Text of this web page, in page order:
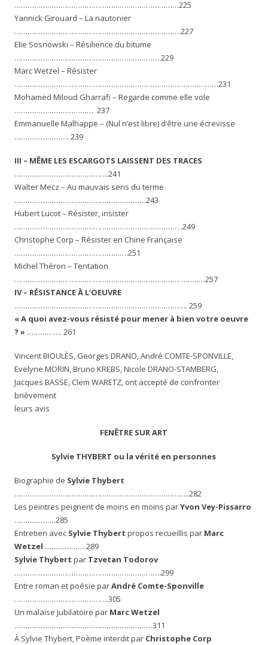
…………………………………………………………………225
Yannick Girouard – La nautonier
………………………………………………………………….227
Elie Sosnowski – Résilience du bitume
………………………………………………………….229
Marc Wetzel – Résister
…………………………………………………………………………………231
Mohamed Miloud Gharrafi – Regarde comme elle vole
……………………………… 237
Emmanuelle Malhappe – (Nul n’est libre) d’être une écrevisse
……………………. 239
III – MÊME LES ESCARGOTS LAISSENT DES TRACES
…………………………………….241
Walter Mecz – Au mauvais sens du terme
……………………………………………………243
Hubert Lucot – Résister, insister
………………………………………………………………… .249
Christophe Corp – Résister en Chine Française
…………………………………………….251
Michel Théron – Tentation
……………………………………………………………………………257
IV – RÉSISTANCE À L’OEUVRE
……………………………………………………………………. 259
« A quoi avez-vous résisté pour mener à bien votre oeuvre
? » ……………. 261
Vincent BIOULÈS, Georges DRANO, André COMTE-SPONVILLE,
Evelyne MORIN, Bruno KREBS, Nicole DRANO-STAMBERG,
Jacques BASSE, Clem WARETZ, ont accepté de confronter
brièvement
leurs avis
FENÊTRE SUR ART
Sylvie THYBERT ou la vérité en personnes
Biographie de Sylvie Thybert
……………………………………………………………………..282
Les peintres peignent de moins en moins parYvon Vey-Pissarro
……………….285
Entretien avec Sylvie Thybert propos recueillis par Marc
Wetzel ……………….289
Sylvie Thybert par Tzvetan Todorov
………………………………………………………….299
Entre roman et poésie parAndré Comte-Sponville
…………………………………….305
Un malaise jubilatoire par Marc Wetzel
………………………………………………………311
À Sylvie Thybert, Poème interdit par Christophe Corp